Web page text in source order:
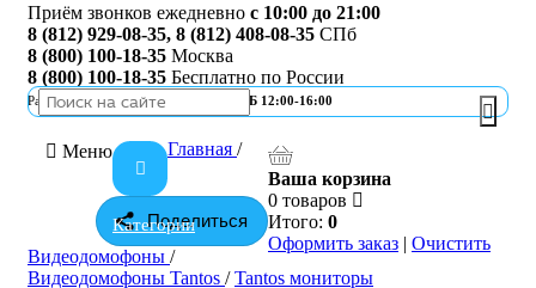
Приём звонков ежедневно с 10:00 до 21:00
8 (812) 929-08-35, 8 (812) 408-08-35 СПб
8 (800) 100-18-35 Москва
8 (800) 100-18-35 Бесплатно по России
Работа офисаПН-ПТ 10:00-19:00 | СБ 12:00-16:00
Меню
Категории
Ваша корзина
0 товаров
Итого: 0
Оформить заказ | Очистить
Поделиться
Главная /
Видеодомофоны /
Видеодомофоны Tantos /Tantos мониторы